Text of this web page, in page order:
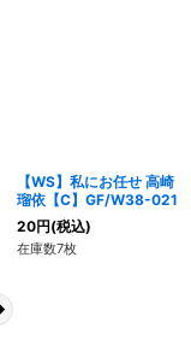
【WS】私にお任せ 高崎
瑠依【C】GF/W38-021
20円(税込)
在庫数7枚